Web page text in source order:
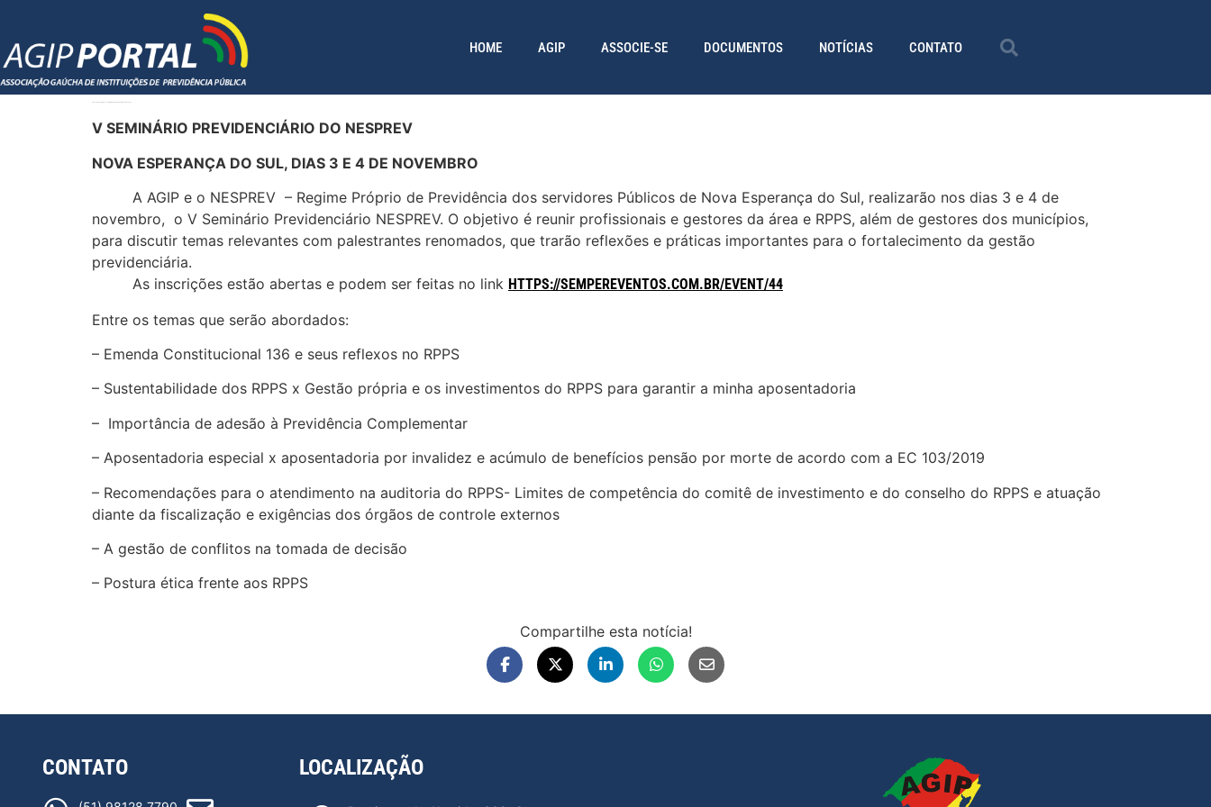
HOME AGIP ASSOCIE-SE DOCUMENTOS NOTÍCIAS CONTATO
V SEMINÁRIO PREVIDENCIÁRIO DO NESPREV
NOVA ESPERANÇA DO SUL, DIAS 3 E 4 DE NOVEMBRO
A AGIP e o NESPREV – Regime Próprio de Previdência dos servidores Públicos de Nova Esperança do Sul, realizarão nos dias 3 e 4 de
novembro, o V Seminário Previdenciário NESPREV. O objetivo é reunir profissionais e gestores da área e RPPS, além de gestores dos municípios,
para discutir temas relevantes com palestrantes renomados, que trarão reflexões e práticas importantes para o fortalecimento da gestão
previdenciária.
As inscrições estão abertas e podem ser feitas no link HTTPS://SEMPEREVENTOS.COM.BR/EVENT/44
Entre os temas que serão abordados:
– Emenda Constitucional 136 e seus reflexos no RPPS
– Sustentabilidade dos RPPS x Gestão própria e os investimentos do RPPS para garantir a minha aposentadoria
– Importância de adesão à Previdência Complementar
– Aposentadoria especial x aposentadoria por invalidez e acúmulo de benefícios pensão por morte de acordo com a EC 103/2019
– Recomendações para o atendimento na auditoria do RPPS- Limites de competência do comitê de investimento e do conselho do RPPS e atuação
diante da fiscalização e exigências dos órgãos de controle externos
– A gestão de conflitos na tomada de decisão
– Postura ética frente aos RPPS
Compartilhe esta notícia!
CONTATO LOCALIZAÇÃO